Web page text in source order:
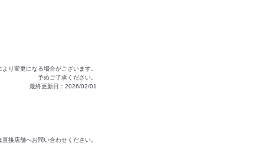
り変更になる場合がございます。
予めご了承ください。
最終更新日：2026/02/01
接店舗へお問い合わせください。